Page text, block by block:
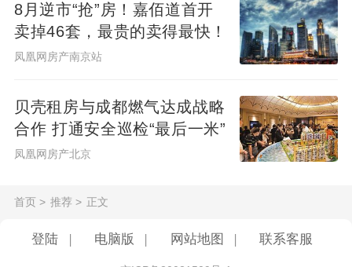
让「光之艺术节」x「浮标.香港国际诗歌之
夜」的 “诗意”更显本真，成为“人与自然、作
者与读者、诗歌与万物” 的双向奔赴。
3、语言有“身”：让抽象思想有“肉身”——
《词语的肉身：在世界与隐喻之间》
难触”的认知局限，让“词语”挣脱文字束缚，
8月逆市“抢”房！嘉佰道首开
卖掉46套，最贵的卖得最快！
凤凰网房产南京站
贝壳租房与成都燃气达成战略
合作 打通安全巡检“最后一米”
凤凰网房产北京
首页 > 推荐 > 正文
登陆 电脑版 网站地图 联系客服